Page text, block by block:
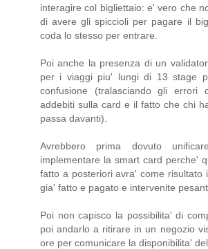
interagire col bigliettaio: e' vero che
di avere gli spiccioli per pagare il
coda lo stesso per entrare.
Poi anche la presenza di un
per i viaggi piu' lungi di 13 stage
confusione (tralasciando gli errori
addebiti sulla card e il fatto che chi
passa davanti).
Avrebbero prima dovuto
implementare la smart card perche'
fatto a posteriori avra' come risultato
gia' fatto e pagato e intervenite
Poi non capisco la possibilita' di
poi andarlo a ritirare in un negozio
ore per comunicare la disponibilita'